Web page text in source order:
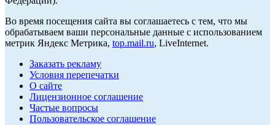
Во время посещения сайта вы соглашаетесь с тем, что мы
обрабатываем ваши персональные данные с использованием
метрик Яндекс Метрика, top.mail.ru, LiveInternet.
Заказать рекламу
Условия перепечатки
О сайте
Лицензионное соглашение
Частые вопросы
Пользовательское соглашение